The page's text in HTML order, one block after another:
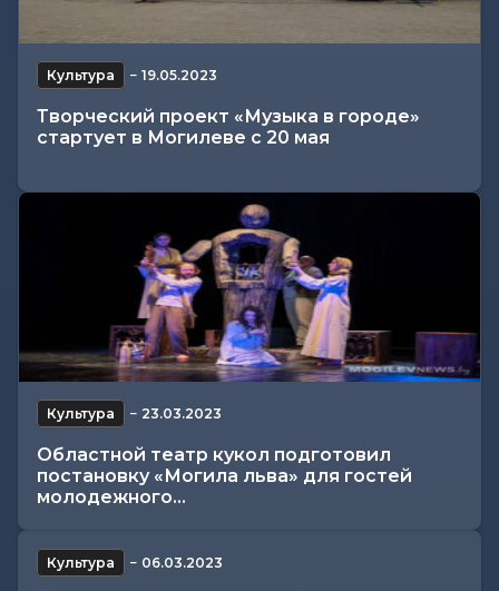
Культура − 19.05.2023
Творческий проект «Музыка в городе»
стартует в Могилеве с 20 мая
Культура − 23.03.2023
Областной театр кукол подготовил
постановку «Могила льва» для гостей
молодежного...
Культура − 06.03.2023